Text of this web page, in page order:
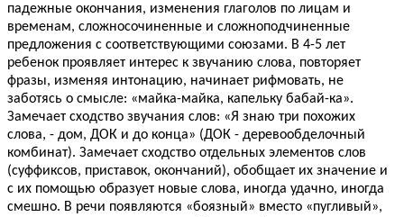
падежные окончания, изменения глаголов по лицам и
временам, сложносочиненные и сложноподчиненные
предложения с соответствующими союзами. В 4-5 лет
ребенок проявляет интерес к звучанию слова, повторяет
фразы, изменяя интонацию, начинает рифмовать, не
заботясь о смысле: «майка-майка, капельку бабай-ка».
Замечает сходство звучания слов: «Я знаю три похожих
слова, - дом, ДОК и до конца» (ДОК - деревообделочный
комбинат). Замечает сходство отдельных элементов слов
(суффиксов, приставок, окончаний), обобщает их значение и
с их помощью образует новые слова, иногда удачно, иногда
смешно. В речи появляются «боязный» вместо «пугливый»,